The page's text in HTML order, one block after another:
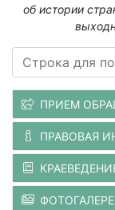
об истории
ПРИЕМ
ПРАВОВАЯ